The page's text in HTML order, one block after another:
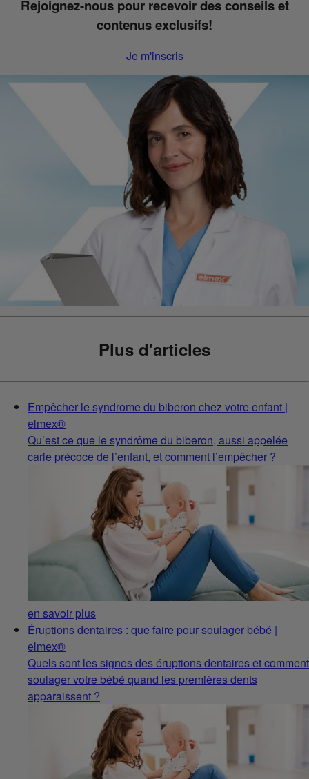
Rejoignez-nous pour recevoir des conseils et
contenus exclusifs!
Je m'inscris
Plus d'articles
Empêcher le syndrome du biberon chez votre enfant |
elmex®
Qu’est ce que le syndrôme du biberon, aussi appelée
carie précoce de l’enfant, et comment l’empêcher ?
en savoir plus
Éruptions dentaires : que faire pour soulager bébé |
elmex®
Quels sont les signes des éruptions dentaires et comment
soulager votre bébé quand les premières dents
apparaissent ?